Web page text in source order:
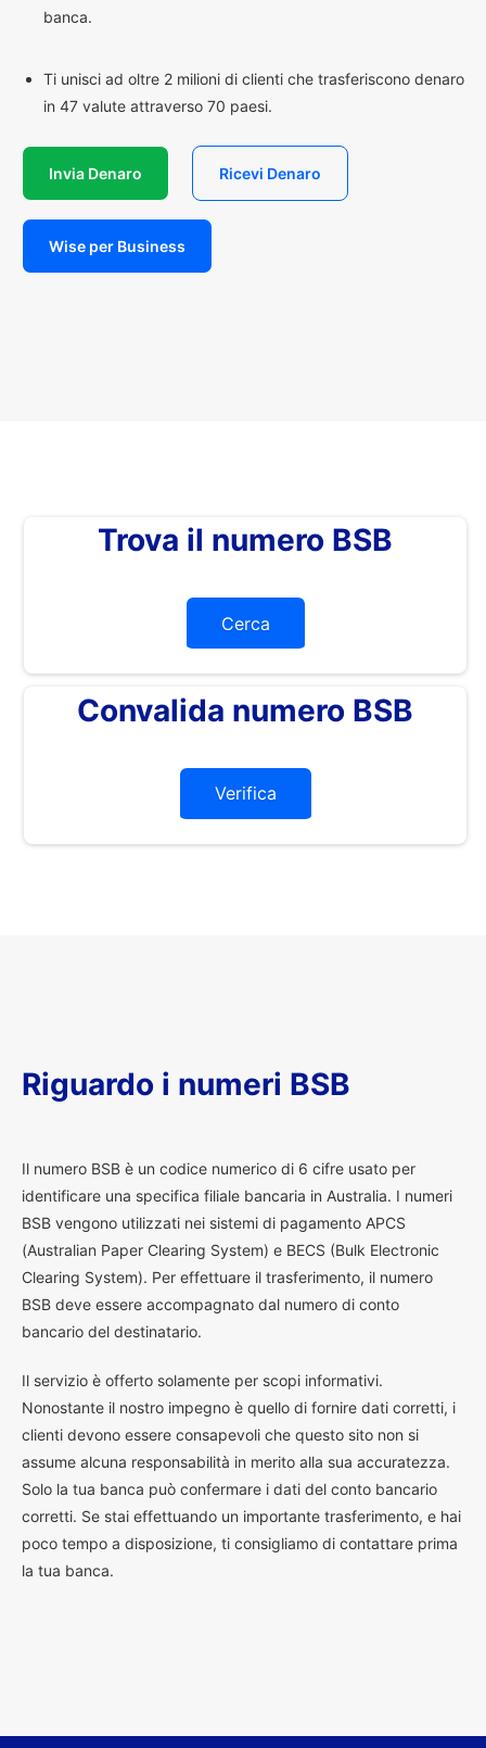
banca.
Ti unisci ad oltre 2 milioni di clienti che trasferiscono denaro
in 47 valute attraverso 70 paesi.
Invia Denaro Ricevi Denaro
Wise per Business
Trova il numero BSB
Cerca
Convalida numero BSB
Verifica
Riguardo i numeri BSB
Il numero BSB è un codice numerico di 6 cifre usato per
identificare una specifica filiale bancaria in Australia. I numeri
BSB vengono utilizzati nei sistemi di pagamento APCS
(Australian Paper Clearing System) e BECS (Bulk Electronic
Clearing System). Per effettuare il trasferimento, il numero
BSB deve essere accompagnato dal numero di conto
bancario del destinatario.
Il servizio è offerto solamente per scopi informativi.
Nonostante il nostro impegno è quello di fornire dati corretti, i
clienti devono essere consapevoli che questo sito non si
assume alcuna responsabilità in merito alla sua accuratezza.
Solo la tua banca può confermare i dati del conto bancario
corretti. Se stai effettuando un importante trasferimento, e hai
poco tempo a disposizione, ti consigliamo di contattare prima
la tua banca.